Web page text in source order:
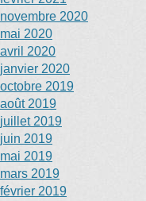
novembre 2020
mai 2020
avril 2020
janvier 2020
octobre 2019
août 2019
juillet 2019
juin 2019
mai 2019
mars 2019
février 2019